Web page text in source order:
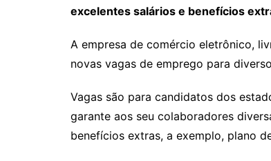
excelentes salários e benefícios
A empresa de comércio eletrônico,
novas vagas de emprego para
Vagas são para candidatos dos
garante aos seu colaboradores
benefícios extras, a exemplo, plano